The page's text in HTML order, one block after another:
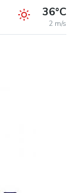
36°C
2 m/s